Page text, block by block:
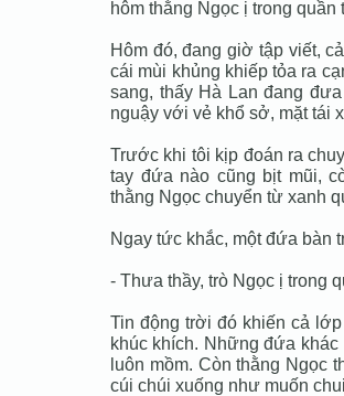
hôm thằng Ngọc ị trong
Hôm đó, đang giờ tập viết,
cái mùi khủng khiếp tỏa ra
sang, thấy Hà Lan đang
nguậy với vẻ khổ sở, mặt tái
Trước khi tôi kịp đoán ra
tay đứa nào cũng bịt mũi,
thằng Ngọc chuyển từ xanh
Ngay tức khắc, một đứa bàn
- Thưa thầy, trò Ngọc ị trong
Tin động trời đó khiến cả
khúc khích. Những đứa
luôn mồm. Còn thằng Ngọc
cúi chúi xuống như muốn